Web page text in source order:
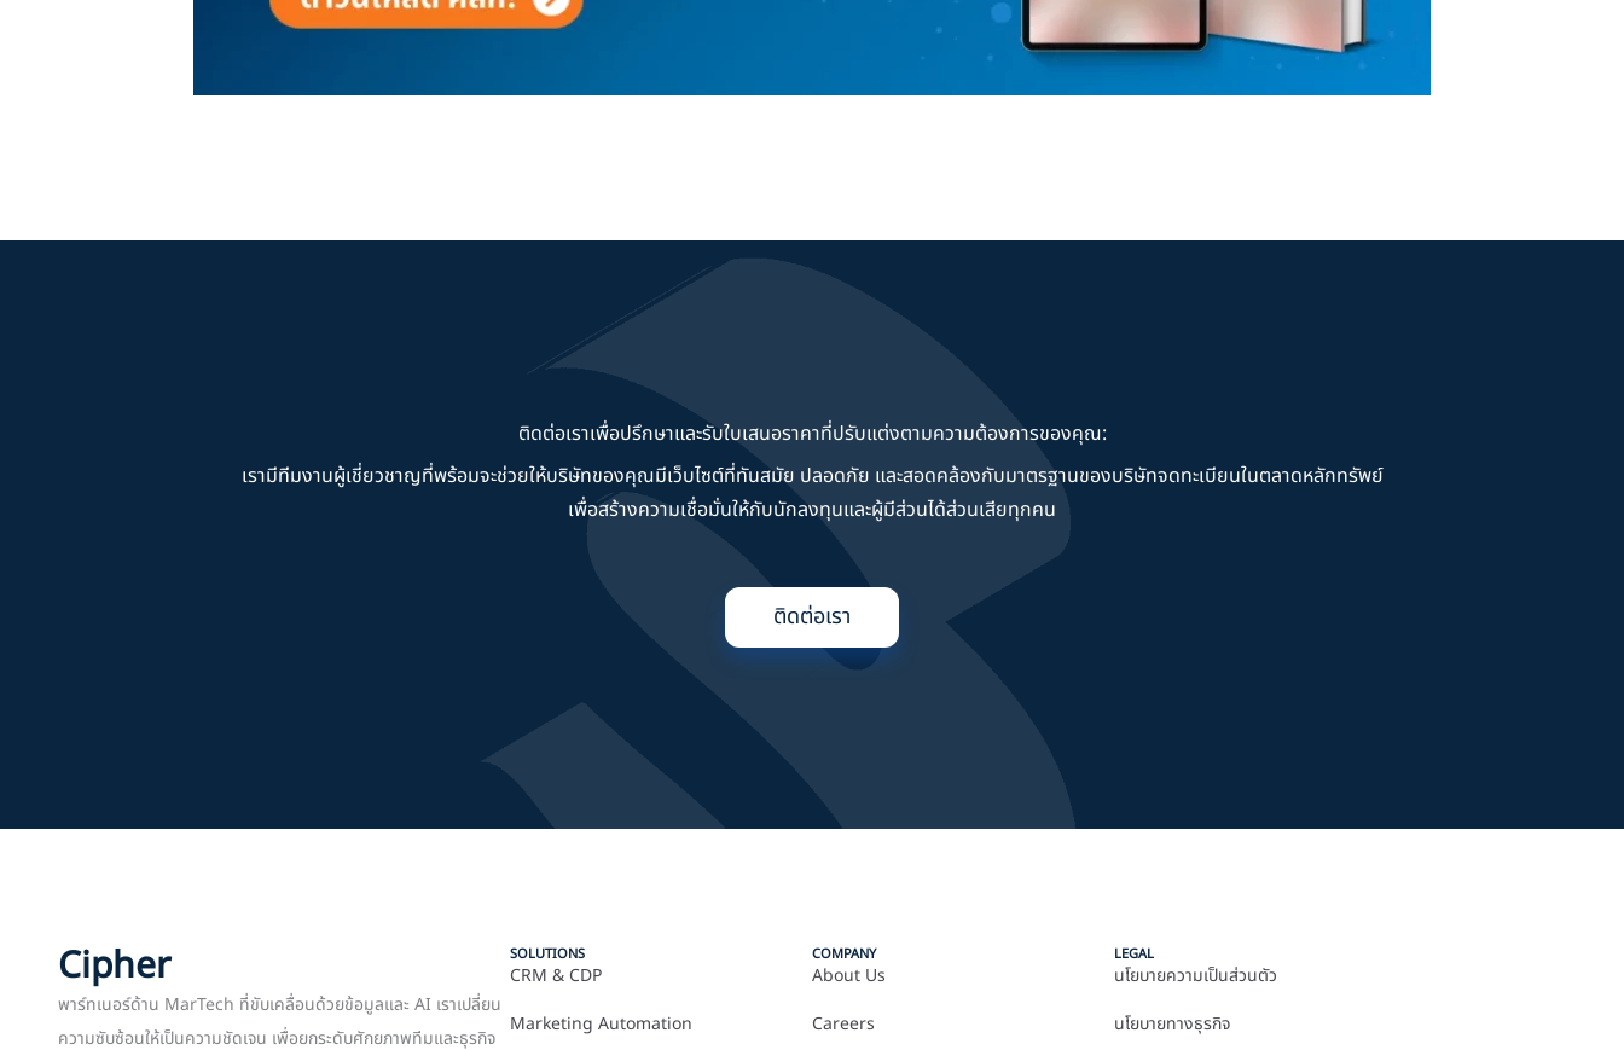
ติดต่อเราเพื่อปรึกษาและรับใบเสนอราคาที่ปรับแต่งตามความต้องการของคุณ:
เรามีทีมงานผู้เชี่ยวชาญที่พร้อมจะช่วยให้บริษัทของคุณมีเว็บไซต์ที่ทันสมัย ปลอดภัย และสอดคล้องกับมาตรฐานของบริษัทจดทะเบียนในตลาดหลักทรัพย์
เพื่อสร้างความเชื่อมั่นให้กับนักลงทุนและผู้มีส่วนได้ส่วนเสียทุกคน
ติดต่อเรา
Cipher
พาร์ทเนอร์ด้าน MarTech ที่ขับเคลื่อนด้วยข้อมูลและ AI เราเปลี่ยน
ความซับซ้อนให้เป็นความชัดเจน เพื่อยกระดับศักยภาพทีมและธุรกิจ
SOLUTIONS
CRM & CDP
Marketing Automation
COMPANY
About Us
Careers
LEGAL
นโยบายความเป็นส่วนตัว
นโยบายทางธุรกิจ